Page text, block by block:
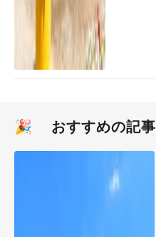
🎉 おすすめの記事